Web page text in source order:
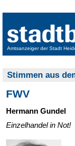
Amtsanzeiger der Stadt
Stimmen aus
FWV
Hermann Gundel
Einzelhandel in Not!